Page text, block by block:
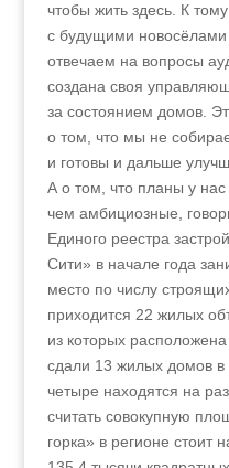
чтобы жить здесь. К
с будущими новосёлами
отвечаем на вопросы
создана своя
за состоянием домов.
о том, что мы не
и готовы и дальше
А о том, что планы у
чем амбициозные,
Единого реестра
Сити» в начале года
место по числу
приходится 22 жилых
из которых
сдали 13 жилых домов
четыре находятся на
считать совокупную
горка» в регионе стоит